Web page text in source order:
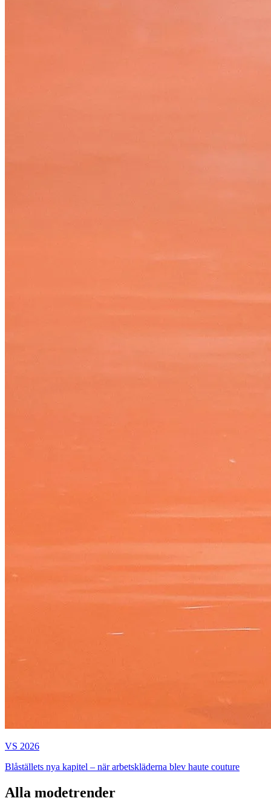
VS 2026
Blåställets nya kapitel – när arbetskläderna blev haute couture
Alla modetrender